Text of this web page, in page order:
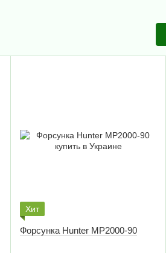
Хит
Форсунка Hunter MP2000-90